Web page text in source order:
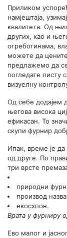
Приликом
намјештаја,
квалитета. Од
других, као и
огреботинама,
можете да
предлажемо да
погледате листу
визуелну
Од себе додајем
његова висока
ефикасан. То
скупи фурнир
Ипак, време је да
од друге. По
три врсте
природни
производ
екосхпон.
Врата у фурниру
Ево малог и